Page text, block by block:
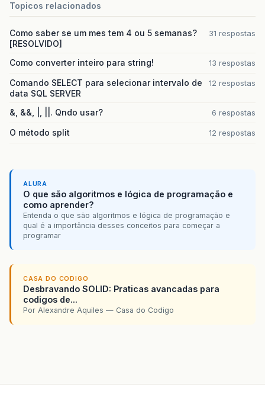
Topicos relacionados
Como saber se um mes tem 4 ou 5 semanas?
[RESOLVIDO]
31 respostas
Como converter inteiro para string! 13 respostas
Comando SELECT para selecionar intervalo de
data SQL SERVER
12 respostas
&, &&, |, ||. Qndo usar? 6 respostas
O método split 12 respostas
ALURA
O que são algoritmos e lógica de programação e
como aprender?
Entenda o que são algoritmos e lógica de programação e
qual é a importância desses conceitos para começar a
programar
CASA DO CODIGO
Desbravando SOLID: Praticas avancadas para
codigos de...
Por Alexandre Aquiles — Casa do Codigo